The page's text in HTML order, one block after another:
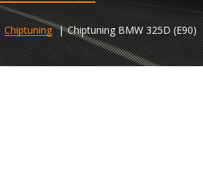
Chiptuning Chiptuning BMW 325D (E90)